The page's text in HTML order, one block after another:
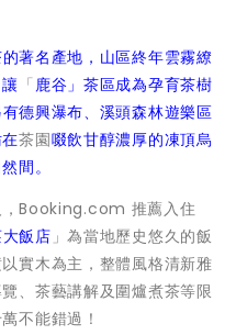
著名產地，山區終年雲霧繚
「鹿谷」茶區成為孕育茶樹
德興瀑布、溪頭森林遊樂區
茶園啜飲甘醇濃厚的凍頂烏
間。
，Booking.com 推薦入住
飯店」為當地歷史悠久的飯
實木為主，整體風格清新雅
、茶藝講解及圍爐煮茶等限
不能錯過！